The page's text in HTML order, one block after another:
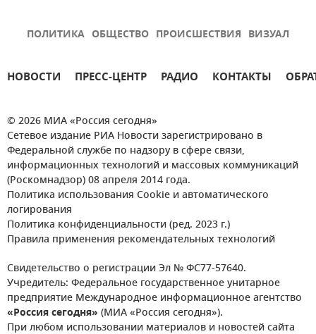
ПОЛИТИКА ОБЩЕСТВО ПРОИСШЕСТВИЯ ВИЗУАЛ
НОВОСТИ ПРЕСС-ЦЕНТР РАДИО КОНТАКТЫ
© 2026 МИА «Россия сегодня»
Сетевое издание РИА Новости зарегистрировано в
Федеральной службе по надзору в сфере связи,
информационных технологий и массовых коммуникаций
(Роскомнадзор) 08 апреля 2014 года.
Политика использования Cookie и автоматического
логирования
Политика конфиденциальности (ред. 2023 г.)
Правила применения рекомендательных технологий
Свидетельство о регистрации Эл № ФС77-57640.
Учредитель: Федеральное государственное унитарное
предприятие Международное информационное агентство
«Россия сегодня» (МИА «Россия сегодня»).
При любом использовании материалов и новостей сайта